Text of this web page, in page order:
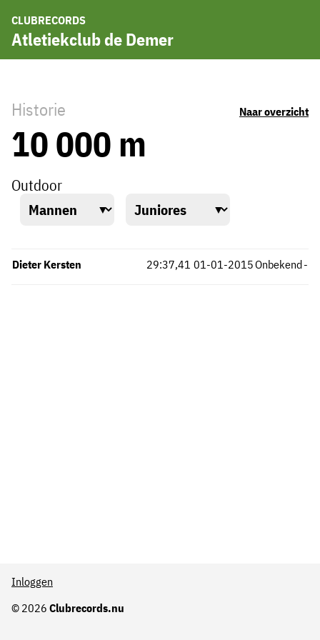
CLUBRECORDS
Atletiekclub de Demer
Historie Naar overzicht
10 000 m
Outdoor
Dieter Kersten Onbekend
29:37,41 -
01-01-2015
© 2026 Clubrecords.nu
Inloggen